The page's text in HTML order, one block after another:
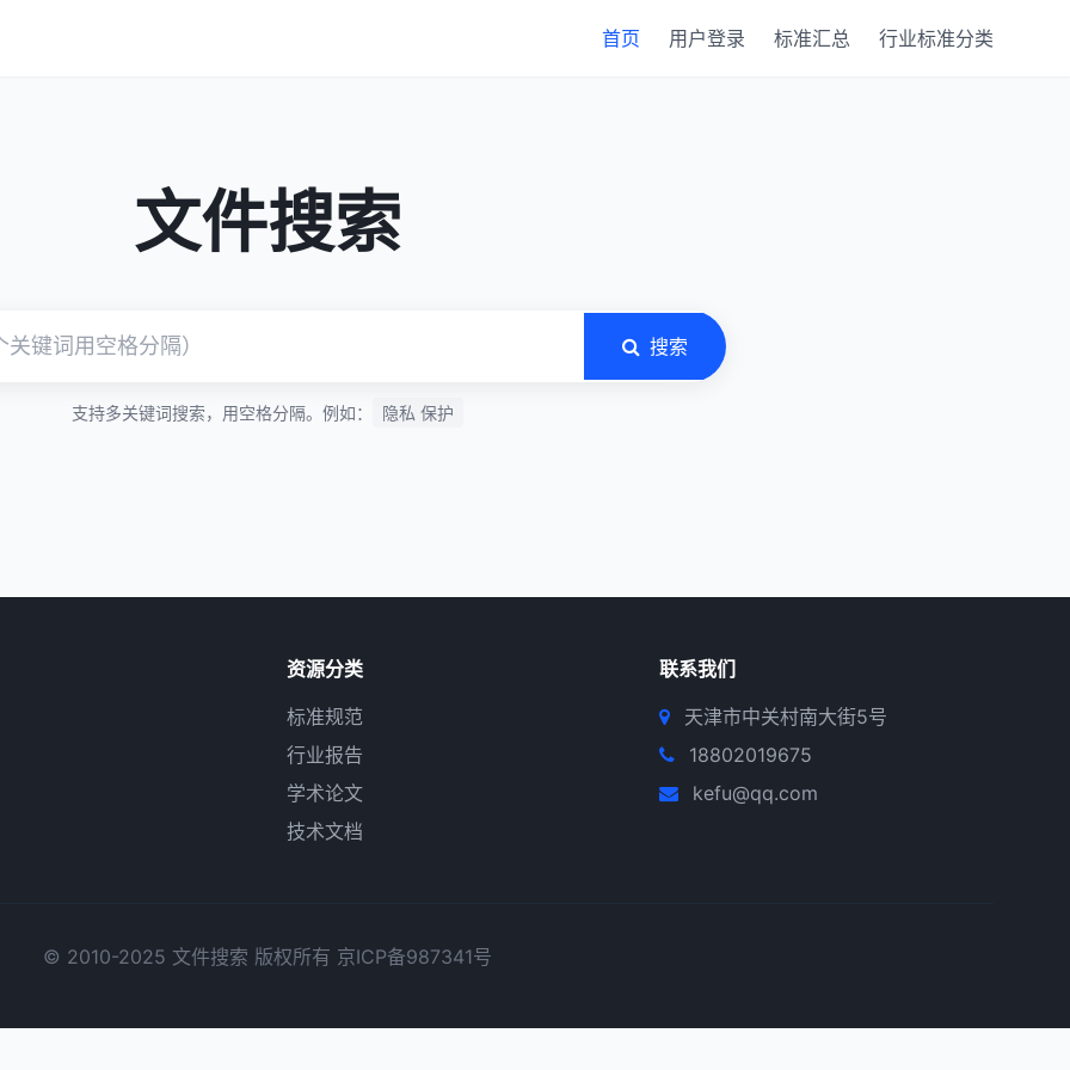
首页 用户登录 标准汇总 行业标准分类
文件搜索
搜索
支持多关键词搜索，用空格分隔。例如： 隐私 保护
资源分类
标准规范
行业报告
学术论文
技术文档
联系我们
天津市中关村南大街5号
18802019675
kefu@qq.com
© 2010-2025 文件搜索 版权所有 京ICP备987341号